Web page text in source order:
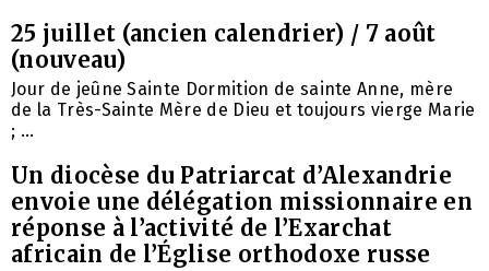
25 juillet (ancien calendrier) / 7 août
(nouveau)
Jour de jeûne Sainte Dormition de sainte Anne, mère
de la Très-Sainte Mère de Dieu et toujours vierge Marie
; ...
Un diocèse du Patriarcat d’Alexandrie
envoie une délégation missionnaire en
réponse à l’activité de l’Exarchat
africain de l’Église orthodoxe russe